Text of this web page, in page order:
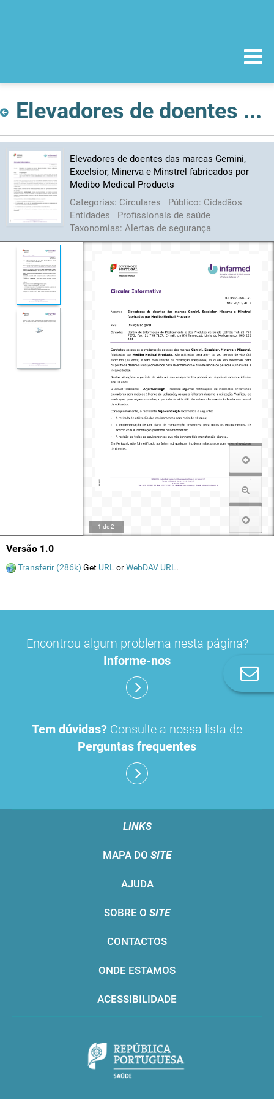
Elevadores de doentes das marcas Gemini, Excelsior, Minerva e Minstrel fabricados por Medibo Medical Products
Elevadores de doentes das marcas Gemini,
Excelsior, Minerva e Minstrel fabricados por
Medibo Medical Products
Categorias: Circulares Público: Cidadãos
Entidades
Profissionais de saúde
Taxonomias: Alertas de segurança
1 de2
Versão 1.0
Transferir (286k) Get URL orWebDAV URL .
Encontrou algum problema nesta página?
Informe-nos
Tem dúvidas? Consulte a nossa lista de
Perguntas frequentes
LINKS
MAPA DO SITE
AJUDA
SOBRE O SITE
CONTACTOS
ONDE ESTAMOS
ACESSIBILIDADE